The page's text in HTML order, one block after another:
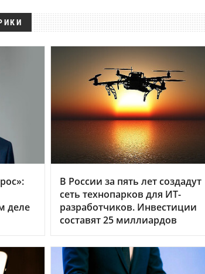
деле
В России за пять лет создадут
сеть технопарков для ИТ-
разработчиков. Инвестиции
составят 25 миллиардов